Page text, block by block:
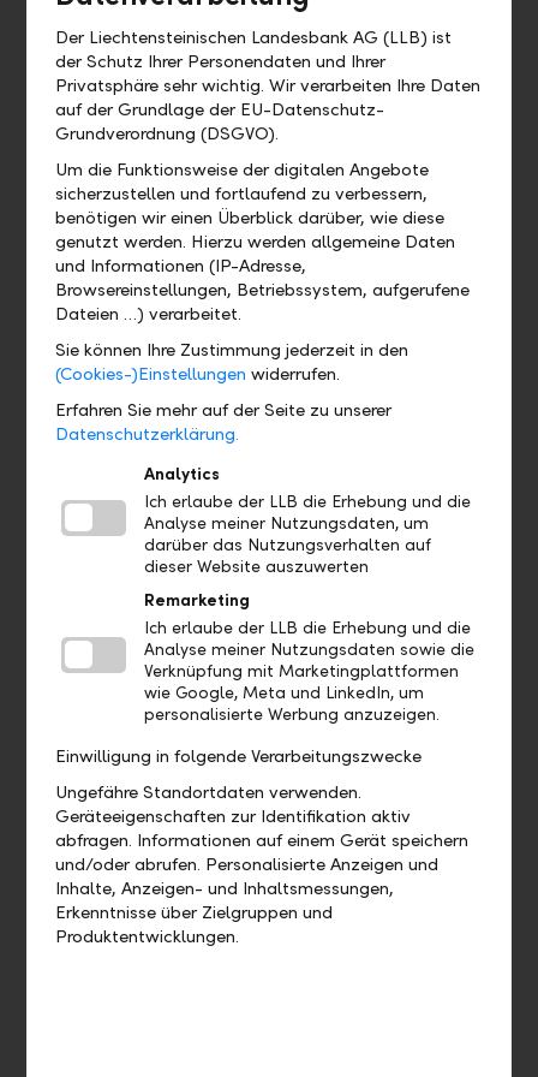
Wo kann ich das QR-Zahlteil
finden?
Wo finde ich mein eBill Postfach?
Gibt es eine Demoversion und wo
finde ich sie?
Ja, es gibt für das Online Banking und für
das Mobile Banking Demoversionen.
dasLLB Online Bankingunter dem
folgenden Link:https://llb.li/ebanking-
demo
Sie können sich die
zunächst in der Demoversion anschauen.
Laden Sie die App aus dem App-Store
herunter. Öffnen Sie anschliessend die
App und tippen Sie auf "Weitere
Optionen – Demo Login".
Wo sehe ich welches Bankpaket ich
habe?
Wo finde ich meine Debit- und
Kreditkarten?
Der Liechtensteinischen Landesbank AG (LLB) ist
der Schutz Ihrer Personendaten und Ihrer
Privatsphäre sehr wichtig. Wir verarbeiten Ihre Daten
auf der Grundlage der EU-Datenschutz-
Grundverordnung (DSGVO).
Um die Funktionsweise der digitalen Angebote
sicherzustellen und fortlaufend zu verbessern,
benötigen wir einen Überblick darüber, wie diese
genutzt werden. Hierzu werden allgemeine Daten
und Informationen (IP-Adresse,
Browsereinstellungen, Betriebssystem, aufgerufene
Dateien …) verarbeitet.
Sie können Ihre Zustimmung jederzeit in den
(Cookies-)Einstellungen widerrufen.
Erfahren Sie mehr auf der Seite zu unserer
Datenschutzerklärung.
Analytics
Ich erlaube der LLB die Erhebung und die
Analyse meiner Nutzungsdaten, um
darüber das Nutzungsverhalten auf
dieser Website auszuwerten
Remarketing
Ich erlaube der LLB die Erhebung und die
Analyse meiner Nutzungsdaten sowie die
Verknüpfung mit Marketingplattformen
wie Google, Meta und LinkedIn, um
personalisierte Werbung anzuzeigen.
Einwilligung in folgende Verarbeitungszwecke
Ungefähre Standortdaten verwenden.
Geräteeigenschaften zur Identifikation aktiv
abfragen. Informationen auf einem Gerät speichern
und/oder abrufen. Personalisierte Anzeigen und
Inhalte, Anzeigen- und Inhaltsmessungen,
Erkenntnisse über Zielgruppen und
Produktentwicklungen.